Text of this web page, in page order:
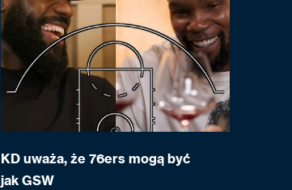
KD uważa, że 76ers mogą być
jak GSW